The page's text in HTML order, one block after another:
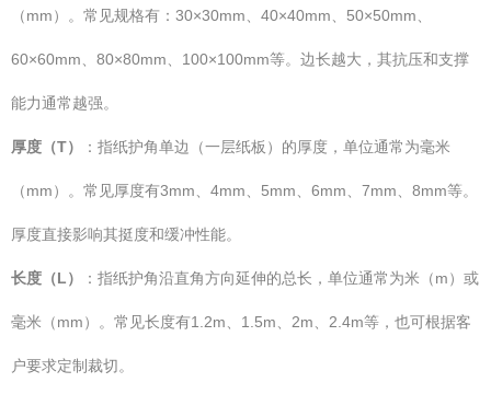
（mm）。常见规格有：30×30mm、40×40mm、50×50mm、
60×60mm、80×80mm、100×100mm等。边长越大，其抗压和支撑
能力通常越强。
厚度（T） ：指纸护角单边（一层纸板）的厚度，单位通常为毫米
（mm）。常见厚度有3mm、4mm、5mm、6mm、7mm、8mm等。
厚度直接影响其挺度和缓冲性能。
长度（L） ：指纸护角沿直角方向延伸的总长，单位通常为米（m）或
毫米（mm）。常见长度有1.2m、1.5m、2m、2.4m等，也可根据客
户要求定制裁切。